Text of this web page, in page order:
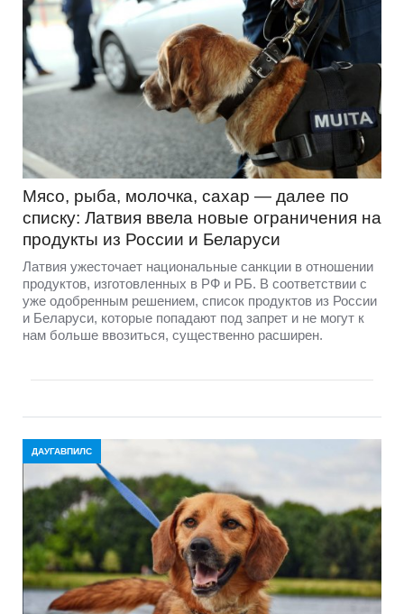
Мясо, рыба, молочка, сахар — далее по
списку: Латвия ввела новые ограничения на
продукты из России и Беларуси
Латвия ужесточает национальные санкции в отношении
продуктов, изготовленных в РФ и РБ. В соответствии с
уже одобренным решением, список продуктов из России
и Беларуси, которые попадают под запрет и не могут к
нам больше ввозиться, существенно расширен.
ДАУГАВПИЛС